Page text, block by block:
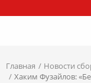
Главная
Новости
Хаким Фузайлов: